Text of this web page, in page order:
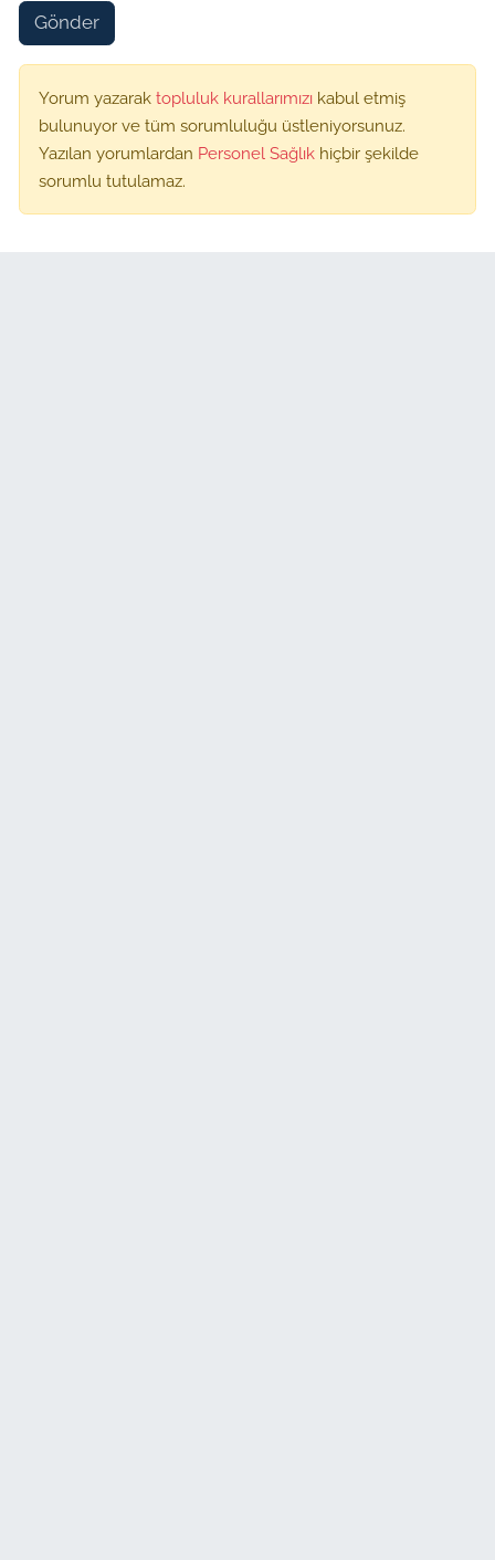
Gönder
Yorum yazarak topluluk kurallarımızı kabul etmiş
bulunuyor ve tüm sorumluluğu üstleniyorsunuz.
Yazılan yorumlardan Personel Sağlık hiçbir şekilde
sorumlu tutulamaz.